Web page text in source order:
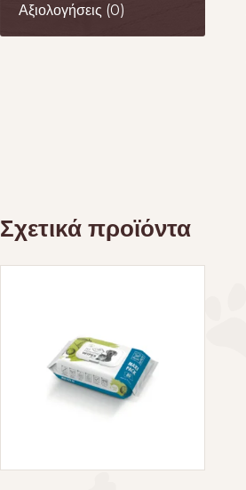
Αξιολογήσεις (0)
Σχετικά προϊόντα